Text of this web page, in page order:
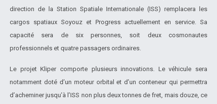
direction de la Station Spatiale Internationale (ISS) remplacera les
cargos spatiaux Soyouz et Progress actuellement en service. Sa
capacité sera de six personnes, soit deux cosmonautes
professionnels et quatre passagers ordinaires.
Le projet Kliper comporte plusieurs innovations. Le véhicule sera
notamment doté d’un moteur orbital et d’un conteneur qui permettra
d’acheminer jusqu’à l’ISS non plus deux tonnes de fret, mais douze, ce